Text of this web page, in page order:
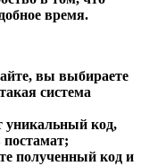
время.
вы выбираете
система
уникальный код,
постамат;
полученный код и